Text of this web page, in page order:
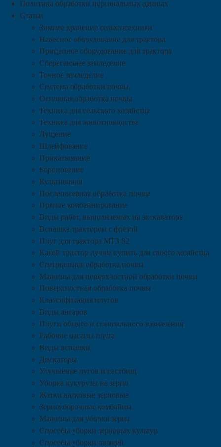
Политика обработки персональных данных
Статьи
Зимнее хранение сельхозтехники
Навесное оборудование для трактора
Прицепное оборудование для трактора
Сберегающее земледелие
Точное земледелие
Система обработки почвы
Основная обработка почвы
Техника для сельского хозяйства
Техника для животноводства
Лущение
Шлейфование
Прикатывание
Боронование
Культивация
Послепосевная обработка почвы
Прямое комбайнирование
Виды работ, выполняемых на экскаваторе
Вспашка трактором с фрезой
Плуг для трактора МТЗ 82
Какой трактор лучше купить для своего хозяйства
Специальная обработка почвы
Машины для поверхностной обработки почвы
Поверхностная обработка почвы
Классификация плугов
Виды ангаров
Плуги общего и специального назначения
Рабочие органы плуга
Виды вспашки
Дискаторы
Улучшение лугов и пастбищ
Уборка кукурузы на зерно
Жатки валковые зерновые
Зерноуборочные комбайны
Машины для уборки зерна
Способы уборки зерновых культур
Способы уборки овощей